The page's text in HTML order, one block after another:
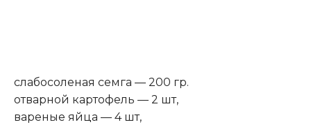
слабосоленая семга — 200 гр.
отварной картофель — 2 шт,
вареные яйца — 4 шт,